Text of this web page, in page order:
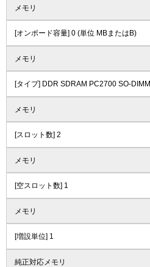
メモリ
[オンボード容量] 0 (単位 MBまたはB)
メモリ
[タイプ] DDR SDRAM PC2700 SO-DIMM
メモリ
[スロット数] 2
メモリ
[空スロット数] 1
メモリ
[増設単位] 1
純正対応メモリ